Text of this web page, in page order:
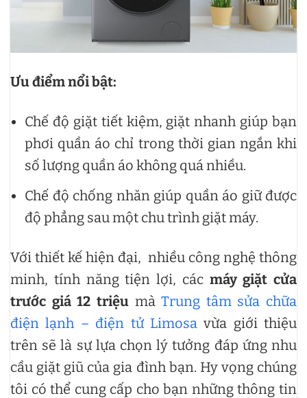
Ưu điểm nổi bật:
Chế độ giặt tiết kiệm, giặt nhanh giúp bạn
phơi quần áo chỉ trong thời gian ngắn khi
số lượng quần áo không quá nhiều.
Chế độ chống nhăn giúp quần áo giữ được
độ phẳng sau một chu trình giặt máy.
Với thiết kế hiện đại, nhiều công nghệ thông
minh, tính năng tiện lợi, các máy giặt cửa
trước giá 12 triệumàTrung tâm sửa chữa
điện lạnh – điện tử Limosa vừa giới thiệu
trên sẽ là sự lựa chọn lý tưởng đáp ứng nhu
cầu giặt giũ của gia đình bạn. Hy vọng chúng
tôi có thể cung cấp cho bạn những thông tin